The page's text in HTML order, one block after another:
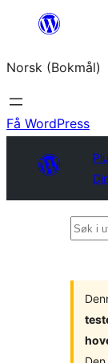
Hopp
innhold
Norsk (Bokmål)
Få WordPress
Søk